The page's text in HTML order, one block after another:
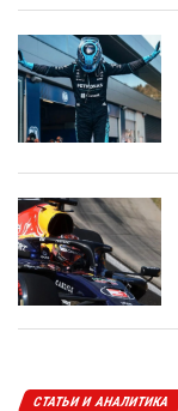
СТАТЬИ И АНАЛИТИКА